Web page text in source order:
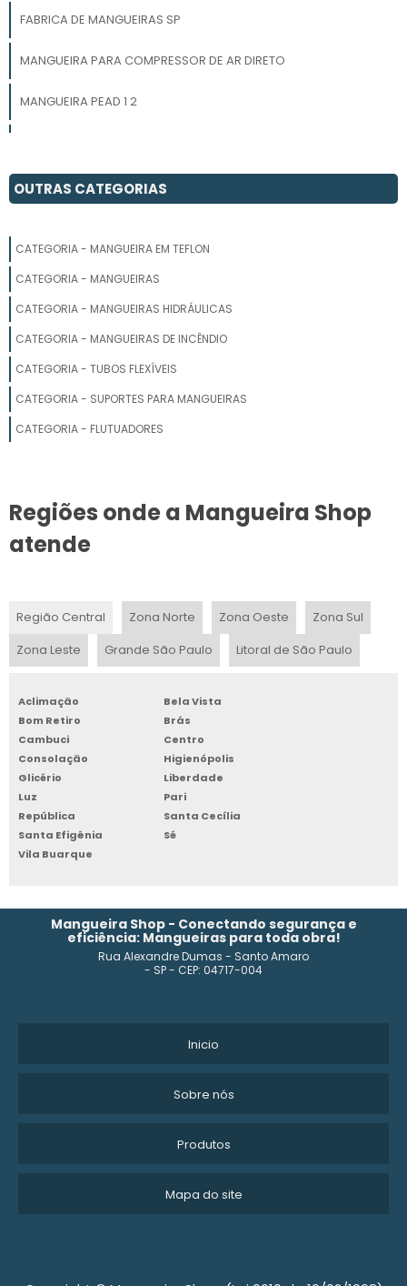
FABRICA DE MANGUEIRAS SP
MANGUEIRA PARA COMPRESSOR DE AR DIRETO
MANGUEIRA PEAD 1 2
TELEFONE FÁBRICA DE MANGUEIRAS
MANGUEIRA PARA COMPRESSOR
MANGUEIRA PRETA 3 POLEGADAS PREÇO
MANGUEIRA PARA COMPRESSOR DE AR PREÇO
MANGUEIRA DE POLIETILENO 3 4
MANGUEIRA DE PTFE
INDÚSTRIAS DE MANGUEIRAS PVC
MANGUEIRA DE ALTA PRESSÃO COM TRAMA DE NYLON
MANGUEIRA DE ALTA PRESSÃO PARA COMPRESSORES
MANGUEIRA PRETA PARA IRRIGAÇÃO 3 POLEGADAS
FABRICANTE DE MANGUEIRA DE ALTA PRESSÃO
MANGUEIRA DE BORRACHA
MANGUEIRA PRETA 1 POLEGADA 100 METROS
FABRICANTE DE MANGUEIRA PARA AR COMPRIMIDO
OUTRAS CATEGORIAS
CATEGORIA - MANGUEIRA EM TEFLON
CATEGORIA - MANGUEIRAS
CATEGORIA - MANGUEIRAS HIDRÁULICAS
CATEGORIA - MANGUEIRAS DE INCÊNDIO
CATEGORIA - TUBOS FLEXÍVEIS
CATEGORIA - SUPORTES PARA MANGUEIRAS
CATEGORIA - FLUTUADORES
Regiões onde a Mangueira Shop
atende
Região Central Zona Norte Zona Oeste
Zona Sul
Zona Leste
Grande São Paulo Litoral de São Paulo
Aclimação
Bela Vista
Bom Retiro
Brás
Cambuci
Centro
Consolação
Higienópolis
Glicério
Liberdade
Luz
Pari
República
Santa Cecília
Santa Efigênia
Sé
Vila Buarque
Mangueira Shop - Conectando segurança e
eficiência: Mangueiras para toda obra!
Rua Alexandre Dumas - Santo Amaro
- SP - CEP: 04717-004
Inicio
Sobre nós
Produtos
Mapa do site